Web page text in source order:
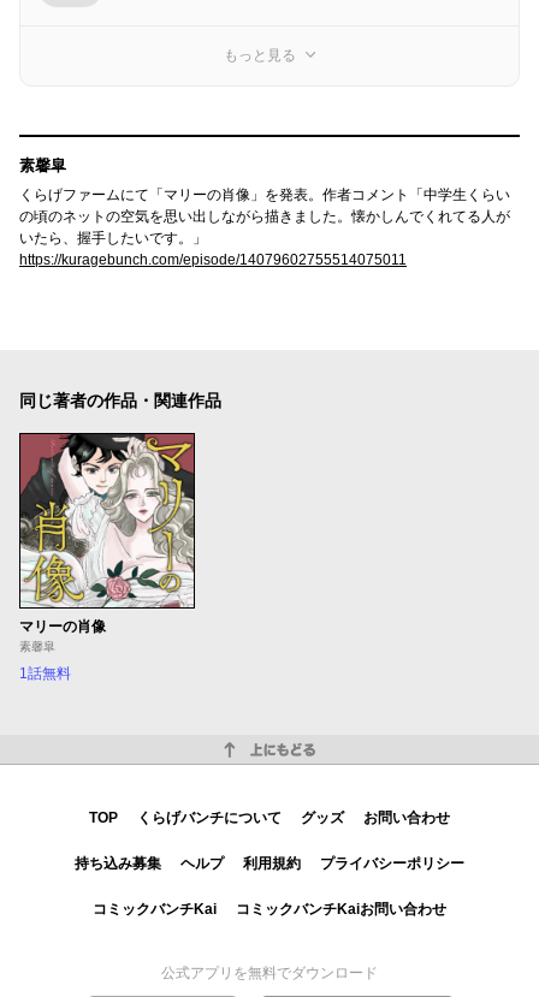
もっと見る
素馨皐
くらげファームにて「マリーの肖像」を発表。作者コメント「中学生くらい
の頃のネットの空気を思い出しながら描きました。懐かしんでくれてる人が
いたら、握手したいです。」
https://kuragebunch.com/episode/14079602755514075011
同じ著者の作品・関連作品
マリーの肖像
素馨皐
1話無料
TOP くらげバンチについて グッズ お問い合わせ
持ち込み募集 ヘルプ 利用規約 プライバシーポリシー
コミックバンチKai コミックバンチKaiお問い合わせ
公式アプリを無料でダウンロード